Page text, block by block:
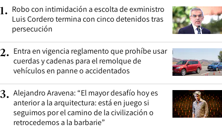
1. Robo con intimidación a escolta de exministro
Luis Cordero termina con cinco detenidos tras
persecución
2. Entra en vigencia reglamento que prohíbe usar
cuerdas y cadenas para el remolque de
vehículos en panne o accidentados
3. Alejandro Aravena: “El mayor desafío hoy es
anterior a la arquitectura: está en juego si
seguimos por el camino de la civilización o
retrocedemos a la barbarie”